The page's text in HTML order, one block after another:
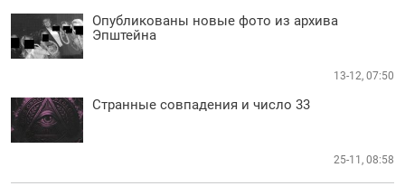
Опубликованы новые фото из архива
Эпштейна
13-12, 07:50
Странные совпадения и число 33
25-11, 08:58